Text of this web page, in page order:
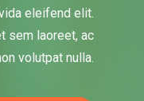
eleifend elit.
sem laoreet, ac
volutpat nulla.